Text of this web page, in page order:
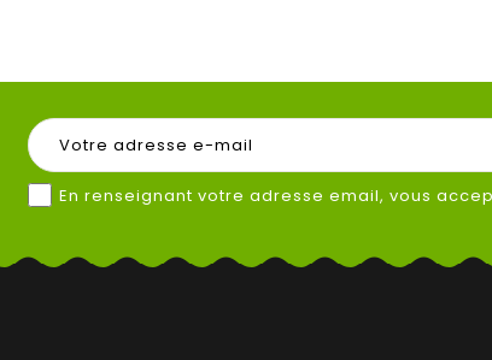
En renseignant votre adresse email, vous